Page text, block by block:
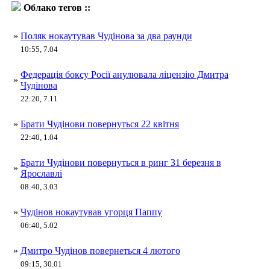
Облако тегов ::
» Поляк нокаутував Чудінова за два раунди
10:55, 7.04
»
Федерація боксу Росії анулювала ліцензію Дмитра
Чудінова
22:20, 7.11
» Брати Чудінови повернуться 22 квітня
22:40, 1.04
»
Брати Чудінови повернуться в ринг 31 березня в
Ярославлі
08:40, 3.03
» Чудінов нокаутував угорця Паппу
06:40, 5.02
» Дмитро Чудінов повернеться 4 лютого
09:15, 30.01